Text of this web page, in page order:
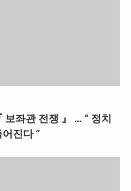
보좌관 전쟁 』 … “ 정치
진다 ”